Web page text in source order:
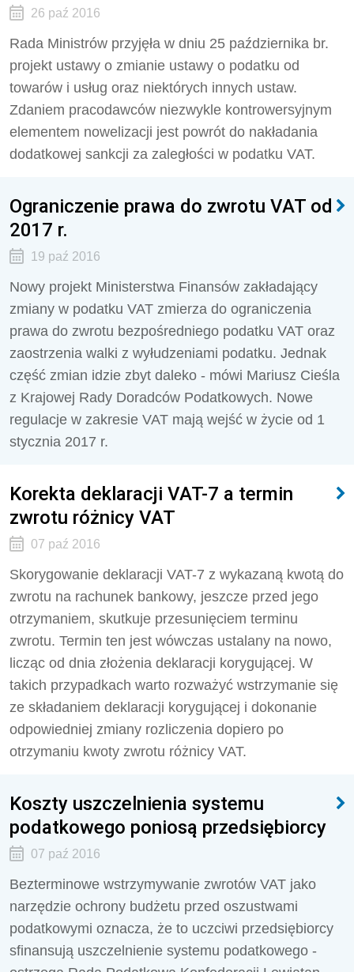
26 paź 2016
Rada Ministrów przyjęła w dniu 25 października br.
projekt ustawy o zmianie ustawy o podatku od
towarów i usług oraz niektórych innych ustaw.
Zdaniem pracodawców niezwykle kontrowersyjnym
elementem nowelizacji jest powrót do nakładania
dodatkowej sankcji za zaległości w podatku VAT.
Ograniczenie prawa do zwrotu VAT od
2017 r.
19 paź 2016
Nowy projekt Ministerstwa Finansów zakładający
zmiany w podatku VAT zmierza do ograniczenia
prawa do zwrotu bezpośredniego podatku VAT oraz
zaostrzenia walki z wyłudzeniami podatku. Jednak
część zmian idzie zbyt daleko - mówi Mariusz Cieśla
z Krajowej Rady Doradców Podatkowych. Nowe
regulacje w zakresie VAT mają wejść w życie od 1
stycznia 2017 r.
Korekta deklaracji VAT-7 a termin
zwrotu różnicy VAT
07 paź 2016
Skorygowanie deklaracji VAT-7 z wykazaną kwotą do
zwrotu na rachunek bankowy, jeszcze przed jego
otrzymaniem, skutkuje przesunięciem terminu
zwrotu. Termin ten jest wówczas ustalany na nowo,
licząc od dnia złożenia deklaracji korygującej. W
takich przypadkach warto rozważyć wstrzymanie się
ze składaniem deklaracji korygującej i dokonanie
odpowiedniej zmiany rozliczenia dopiero po
otrzymaniu kwoty zwrotu różnicy VAT.
Koszty uszczelnienia systemu
podatkowego poniosą przedsiębiorcy
07 paź 2016
Bezterminowe wstrzymywanie zwrotów VAT jako
narzędzie ochrony budżetu przed oszustwami
podatkowymi oznacza, że to uczciwi przedsiębiorcy
sfinansują uszczelnienie systemu podatkowego -